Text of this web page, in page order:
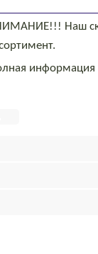
Наш
информация